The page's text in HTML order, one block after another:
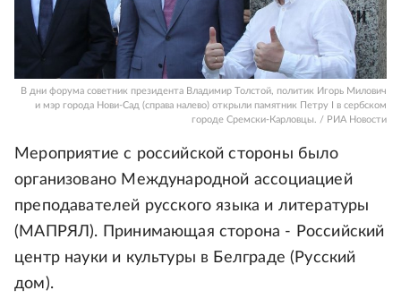
В дни форума советник президента Владимир Толстой, политик Игорь Милович
и мэр города Нови-Сад (справа налево) открыли памятник Петру I в сербском
городе Сремски-Карловцы. / РИА Новости
Мероприятие с российской стороны было
организовано Международной ассоциацией
преподавателей русского языка и литературы
(МАПРЯЛ). Принимающая сторона - Российский
центр науки и культуры в Белграде (Русский
дом).